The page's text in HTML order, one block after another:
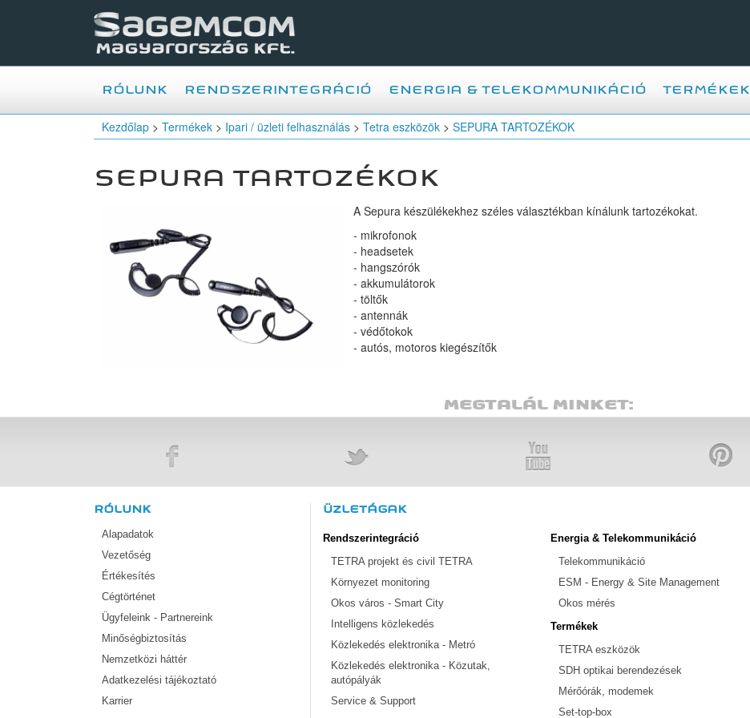
RÓLUNK RENDSZERINTEGRÁCIÓ ENERGIA & TELEKOMMUNIKÁCIÓ TERMÉKEK
Kezdőlap > Termékek > Ipari / üzleti felhasználás > Tetra eszközök > SEPURA TARTOZÉKOK
SEPURA TARTOZÉKOK
A Sepura készülékekhez széles választékban kínálunk tartozékokat.
- mikrofonok
- headsetek
- hangszórók
- akkumulátorok
- töltők
- antennák
- védőtokok
- autós, motoros kiegészítők
MEGTALÁL MINKET:
RÓLUNK
Alapadatok
Vezetőség
Értékesítés
Cégtörténet
Ügyfeleink - Partnereink
Minőségbiztosítás
Nemzetközi háttér
Adatkezelési tájékoztató
Karrier
ÜZLETÁGAK
Rendszerintegráció
TETRA projekt és civil TETRA
Környezet monitoring
Okos város - Smart City
Intelligens közlekedés
Közlekedés elektronika - Metró
Közlekedés elektronika - Közutak,
autópályák
Service & Support
Energia & Telekommunikáció
Telekommunikáció
ESM - Energy & Site Management
Okos mérés
Termékek
TETRA eszközök
SDH optikai berendezések
Mérőórák, modemek
Set-top-box